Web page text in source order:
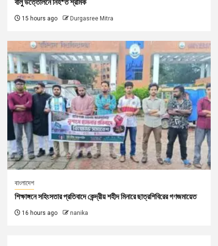
বালু উত্তোলনে নিহ*ত শ্রমিক
15 hours ago Durgasree Mitra
বাংলাদেশ
শিক্ষাঙ্গনে সহিংসতার প্রতিবাদে কেন্দ্রীয় শহীদ মিনারে ছাত্রশিবিরের গণজমায়েত
16 hours ago nanika